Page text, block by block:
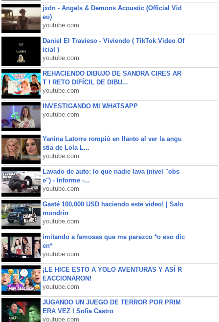
jxdn - Angels & Demons Acoustic (Official Vid
eo)
youtube.com
Daniel El Travieso - Viviendo ( TikTok Video Of
icial )
youtube.com
REHACIENDO DIBUJO DE SANDRA CIRES AR
T ! RETO DIFÍCIL DE DIBU...
youtube.com
INVESTIGANDO MI WHATSAPP
youtube.com
Yanina Latorre rompió en llanto al ver la angu
stia de Lola L...
youtube.com
Lavado de auto: lo que nadie lava (nivel "obs
e") - Informe -...
youtube.com
Gasté 100,000 USD haciendo este video! | Salo
mondrin
youtube.com
imitando a famosas que me parezco *o eso dic
en*
youtube.com
¡LE HICE ESTO A YOLO AVENTURAS Y ASÍ R
EACCIONARON!
youtube.com
JUGANDO UN JUEGO DE TERROR POR PRIM
ERA VEZ l Sofia Castro
youtube.com